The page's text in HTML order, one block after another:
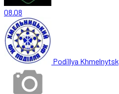
08.08
Podillya